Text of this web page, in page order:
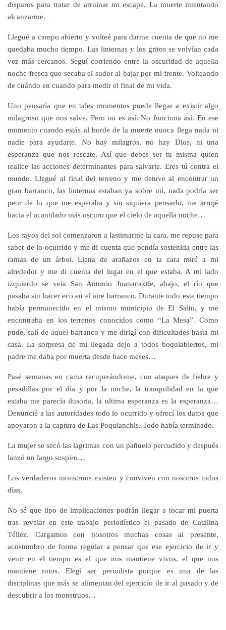
disparos para tratar de arruinar mi escape. La muerte intentando
alcanzarme.
Llegué a campo abierto y volteé para darme cuenta de que no me
quedaba mucho tiempo. Las linternas y los gritos se volvían cada
vez más cercanos. Seguí corriendo entre la oscuridad de aquella
noche fresca que secaba el sudor al bajar por mi frente. Volteando
de cuándo en cuando para medir el final de mi vida.
Uno pensaría que en tales momentos puede llegar a existir algo
milagroso que nos salve. Pero no es así. No funciona así. En ese
momento cuando estás al borde de la muerte nunca llega nada ni
nadie para ayudarte. No hay milagros, no hay Dios, ni una
esperanza que nos rescate. Así que debes ser tu misma quien
realice las acciones determinantes para salvarte. Eres tú contra el
mundo. Llegué al final del terreno y me detuve al encontrar un
gran barranco, las linternas estaban ya sobre mí, nada podría ser
peor de lo que me esperaba y sin siquiera pensarlo, me arrojé
hacia el acantilado más oscuro que el cielo de aquella noche…
Los rayos del sol comenzaron a lastimarme la cara, me repuse para
saber de lo ocurrido y me di cuenta que pendía sostenida entre las
ramas de un árbol. Llena de arañazos en la cara miré a mi
alrededor y me di cuenta del lugar en el que estaba. A mi lado
izquierdo se veía San Antonio Juanacaxtle, abajo, el río que
pasaba sin hacer eco en el aire barranco. Durante todo este tiempo
había permanecido en el mismo municipio de El Salto, y me
encontraba en los terrenos conocidos como “La Mesa”. Como
pude, salí de aquel barranco y me dirigí con dificultades hasta mi
casa. La sorpresa de mi llegada dejo a todos boquiabiertos, mi
padre me daba por muerta desde hace meses…
Pasé semanas en cama recuperándome, con ataques de fiebre y
pesadillas por el día y por la noche, la tranquilidad en la que
estaba me parecía ilusoria, la ultima esperanza es la esperanza…
Denuncié a las autoridades todo lo ocurrido y ofrecí los datos que
apoyaron a la captura de Las Poquianchis. Todo había terminado.
La mujer se secó las lagrimas con un pañuelo percudido y después
lanzó un largo suspiro…
Los verdaderos monstruos existen y conviven con nosotros todos
días.
No sé que tipo de implicaciones podrán llegar a tocar mi puerta
tras revelar en este trabajo periodístico el pasado de Catalina
Téllez. Cargamos con nosotros muchas cosas al presente,
acostumbro de forma regular a pensar que ese ejercicio de ir y
venir en el tiempo es el que nos mantiene vivos, el que nos
mantiene rotos. Elegí ser periodista porque es una de las
disciplinas que más se alimentan del ejercicio de ir al pasado y de
descubrir a los monstruos…